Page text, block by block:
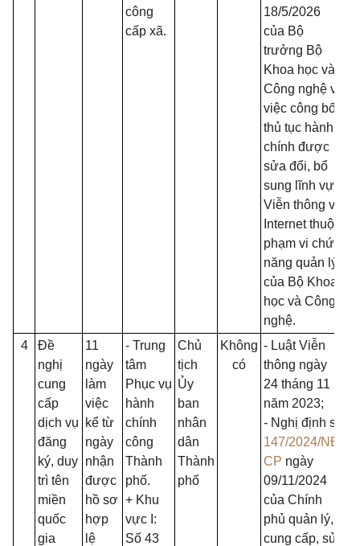
công
cấp xã.
18/5/2026
của Bộ
trưởng Bộ
Khoa học và
Công nghệ về
việc công bố
thủ tục hành
chính được
sửa đổi, bổ
sung lĩnh vực
Viễn thông và
Internet thuộc
phạm vi chức
năng quản lý
của Bộ Khoa
học và Công
nghệ.
4
Đề
nghị
cung
cấp
dịch vụ
đăng
ký, duy
trì tên
miền
quốc
gia
11
ngày
làm
việc
kể từ
ngày
nhận
được
hồ sơ
hợp
lệ
- Trung
tâm
Phục vụ
hành
chính
công
Thành
phố.
+ Khu
vực I:
Số 43
Chủ
tịch
Ủy
ban
nhân
dân
Thành
phố
Không
có
- Luật Viễn
thông ngày
24 tháng 11
năm 2023;
- Nghị định số
147/2024/NĐ-
CP ngày
09/11/2024
của Chính
phủ quản lý,
cung cấp, sử